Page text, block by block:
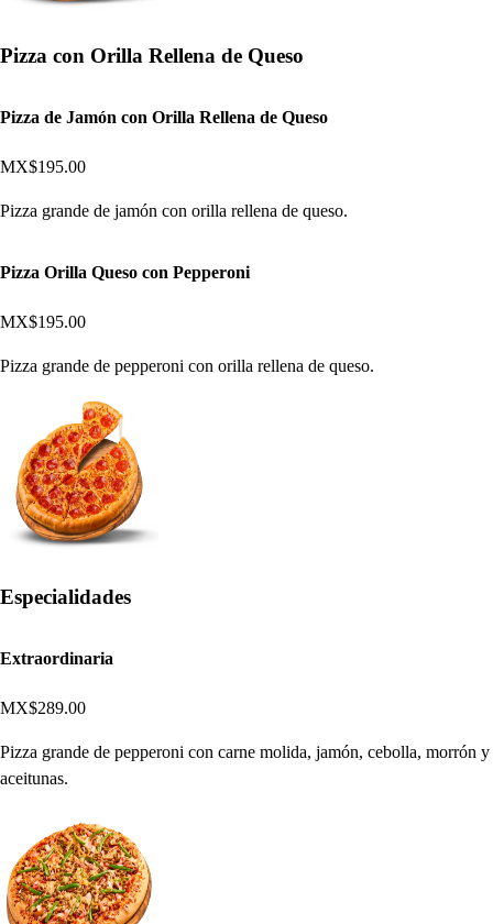
Pizza con Orilla Rellena de Queso
Pizza de Jamón con Orilla Rellena de Queso
MX$195.00
Pizza grande de jamón con orilla rellena de queso.
Pizza Orilla Queso con Pepperoni
MX$195.00
Pizza grande de pepperoni con orilla rellena de queso.
Especialidades
Extraordinaria
MX$289.00
Pizza grande de pepperoni con carne molida, jamón, cebolla, morrón y
aceitunas.